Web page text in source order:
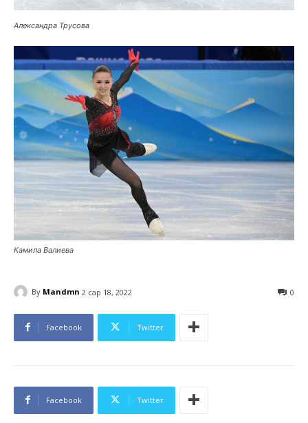
Александра Трусова
Камила Валиева
By Mandmn 2 сар 18, 2022 0
Facebook Twitter
Facebook Twitter